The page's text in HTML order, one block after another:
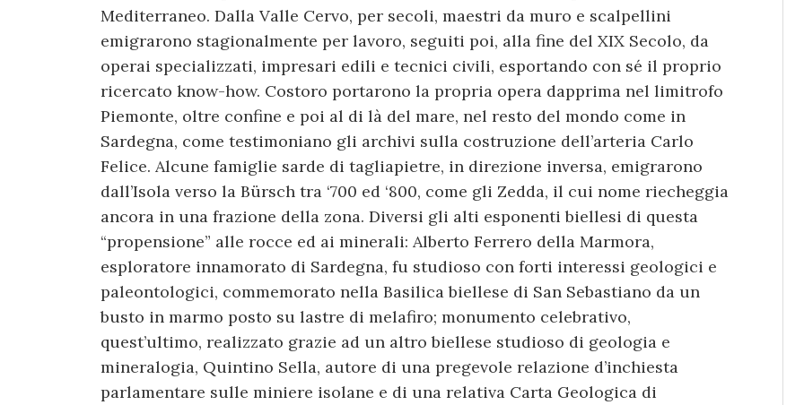
Mediterraneo. Dalla Valle Cervo, per secoli, maestri da muro e scalpellini
emigrarono stagionalmente per lavoro, seguiti poi, alla fine del XIX Secolo, da
operai specializzati, impresari edili e tecnici civili, esportando con sé il proprio
ricercato know-how. Costoro portarono la propria opera dapprima nel limitrofo
Piemonte, oltre confine e poi al di là del mare, nel resto del mondo come in
Sardegna, come testimoniano gli archivi sulla costruzione dell’arteria Carlo
Felice. Alcune famiglie sarde di tagliapietre, in direzione inversa, emigrarono
dall’Isola verso la Bürsch tra ‘700 ed ‘800, come gli Zedda, il cui nome riecheggia
ancora in una frazione della zona. Diversi gli alti esponenti biellesi di questa
“propensione” alle rocce ed ai minerali: Alberto Ferrero della Marmora,
esploratore innamorato di Sardegna, fu studioso con forti interessi geologici e
paleontologici, commemorato nella Basilica biellese di San Sebastiano da un
busto in marmo posto su lastre di melafiro; monumento celebrativo,
quest’ultimo, realizzato grazie ad un altro biellese studioso di geologia e
mineralogia, Quintino Sella, autore di una pregevole relazione d’inchiesta
parlamentare sulle miniere isolane e di una relativa Carta Geologica di